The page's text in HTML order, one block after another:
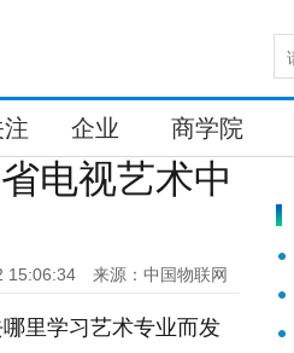
注 企业 商学院
电视艺术中
15:06:34 来源：中国物联网
里学习艺术专业而发